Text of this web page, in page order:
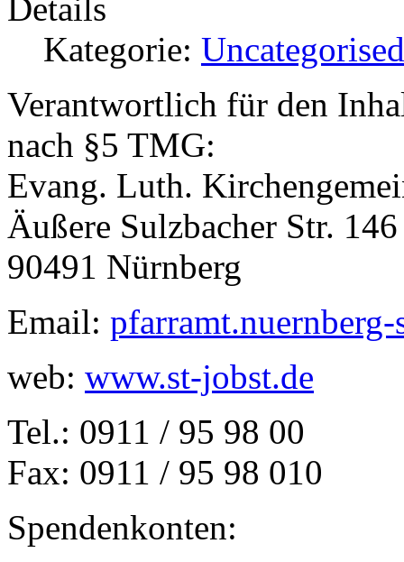
Details
Kategorie: Uncategorised
Verantwortlich für den
nach §5 TMG:
Evang. Luth.
Äußere Sulzbacher Str. 146
90491 Nürnberg
Email:
web: www.st-jobst.de
Tel.: 0911 / 95 98 00
Fax: 0911 / 95 98 010
Spendenkonten: